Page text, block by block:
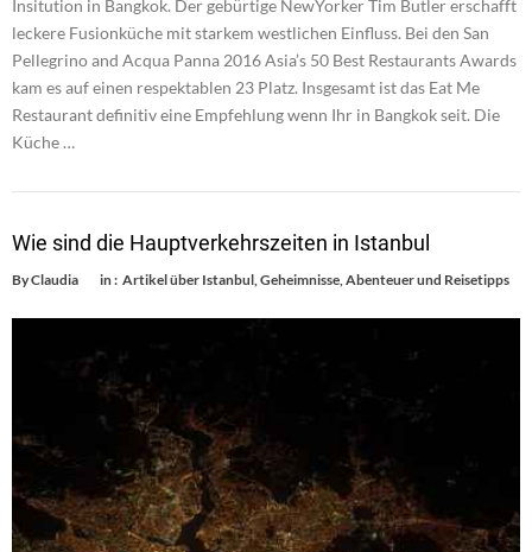
Insitution in Bangkok. Der gebürtige NewYorker Tim Butler erschafft
leckere Fusionküche mit starkem westlichen Einfluss. Bei den San
Pellegrino and Acqua Panna 2016 Asia’s 50 Best Restaurants Awards
kam es auf einen respektablen 23 Platz. Insgesamt ist das Eat Me
Restaurant definitiv eine Empfehlung wenn Ihr in Bangkok seit. Die
Küche …
Wie sind die Hauptverkehrszeiten in Istanbul
ByClaudia in : Artikel über Istanbul Geheimnisse, Abenteuer und Reisetipps